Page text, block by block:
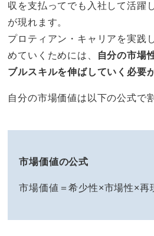
収を支払ってでも入社して活躍
が現れます。
プロティアン・キャリアを実践
めていくためには、
自分の市場
ブルスキルを伸ばしていく必要
自分の市場価値は以下の公式で
市場価値の公式
市場価値＝希少性×市場性×再